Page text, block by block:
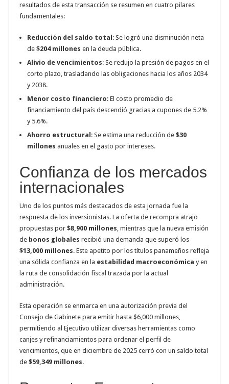
resultados de esta transacción se resumen en cuatro pilares
fundamentales:
Reducción del saldo total : Se logró una disminución neta
de$204 millones en la deuda pública.
Alivio de vencimientos: Se redujo la presión de pagos en el
corto plazo, trasladando las obligaciones hacia los años 2034
y 2038.
Menor costo financiero: El costo promedio de
financiamiento del país descendió gracias a cupones de 5.2%
y 5.6%.
Ahorro estructural : Se estima una reducción de$30
millones anuales en el gasto por intereses.
Confianza de los mercados
internacionales
Uno de los puntos más destacados de esta jornada fue la
respuesta de los inversionistas. La oferta de recompra atrajo
propuestas por$8,900 millones , mientras que la nueva emisión
de bonos globales recibió una demanda que superó los
$13,000 millones. Este apetito por los títulos panameños refleja
una sólida confianza en la estabilidad macroeconómica y en
la ruta de consolidación fiscal trazada por la actual
administración.
Esta operación se enmarca en una autorización previa del
Consejo de Gabinete para emitir hasta $6,000 millones,
permitiendo al Ejecutivo utilizar diversas herramientas como
canjes y refinanciamientos para ordenar el perfil de
vencimientos, que en diciembre de 2025 cerró con un saldo total
de$59,349 millones.